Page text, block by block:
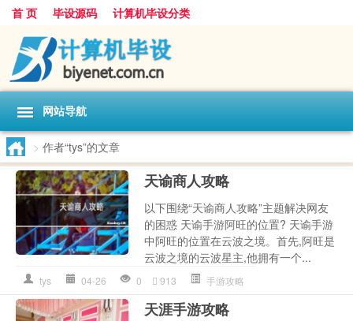
首 页 毕设源码 计算机毕设分类
网站导航
> 作者“tys”的文章
天谕商人攻略
以下围绕“天谕商人攻略”主题解决网友
的困惑 天谕手游阿旺的位置? 天谕手游
中阿旺的位置在云波之境。首先,阿旺是
云波之境的云波星主,他拥有一个...
tys 04-26 0 913 手游攻略
天涯手游攻略